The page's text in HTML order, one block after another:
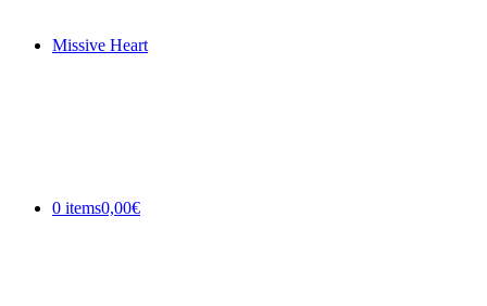
Missive Heart
0 items0,00€